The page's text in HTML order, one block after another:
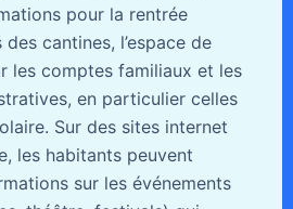
pour la rentrée
cantines, l’espace de
les comptes familiaux et les
en particulier celles
Sur des sites internet
les habitants peuvent
sur les événements